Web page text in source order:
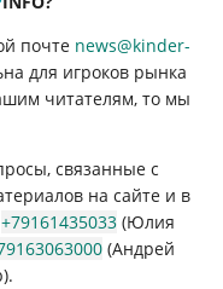
почте news@kinder-
для игроков рынка
читателям, то мы
связанные с
на сайте и в
+79161435033 (Юлия
(Андрей